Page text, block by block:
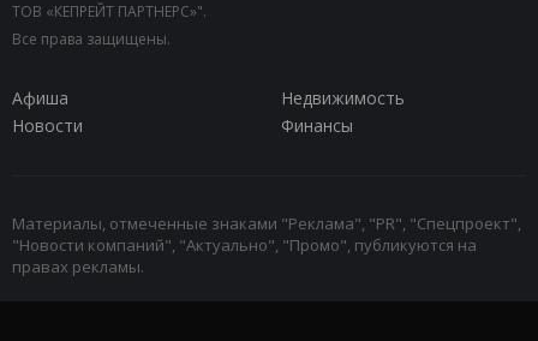
ТОВ «КЕПРЕЙТ ПАРТНЕРС»".
Все права защищены.
Афиша
Недвижимость
Новости
Финансы
Материалы, отмеченные знаками "Реклама", "PR", "Спецпроект",
"Новости компаний", "Актуально", "Промо", публикуются на
правах рекламы.